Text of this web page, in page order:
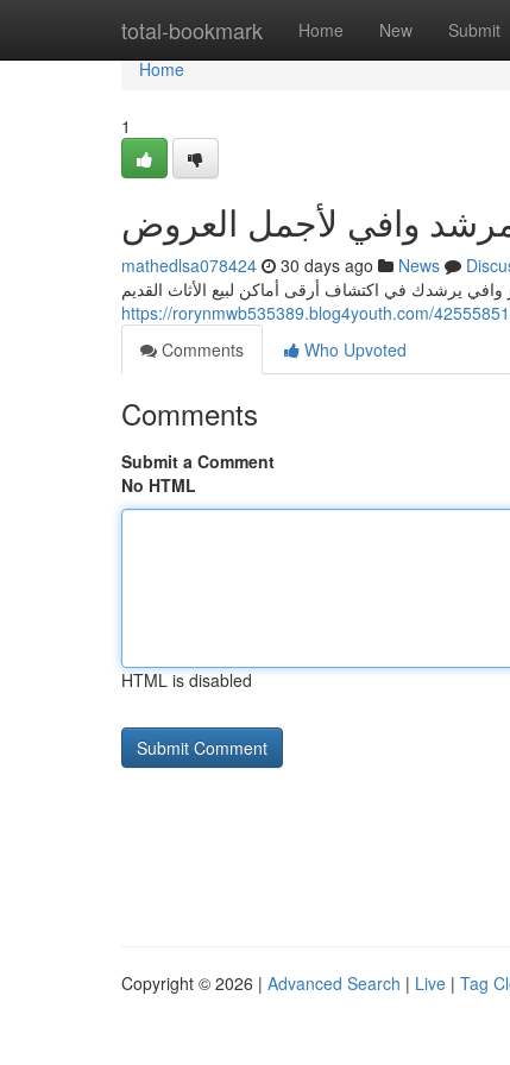
total-bookmark Home New Submit
Home
Home
1
مرشد وافي لأجمل العروض
mathedlsa078424 30 days ago News
يرشدك في اكتشاف أرقى أماكن لبيع الأثاث القديم
Comments
Who Upvoted
Comments
Submit a Comment
No HTML
HTML is disabled
Copyright © 2026 | Advanced Search | Live | Tag